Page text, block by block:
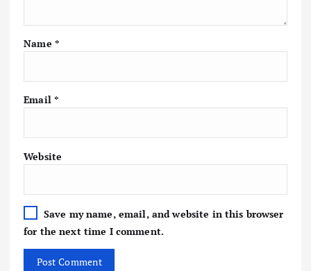
Name *
Email *
Website
Save my name, email, and website in this browser
for the next time I comment.